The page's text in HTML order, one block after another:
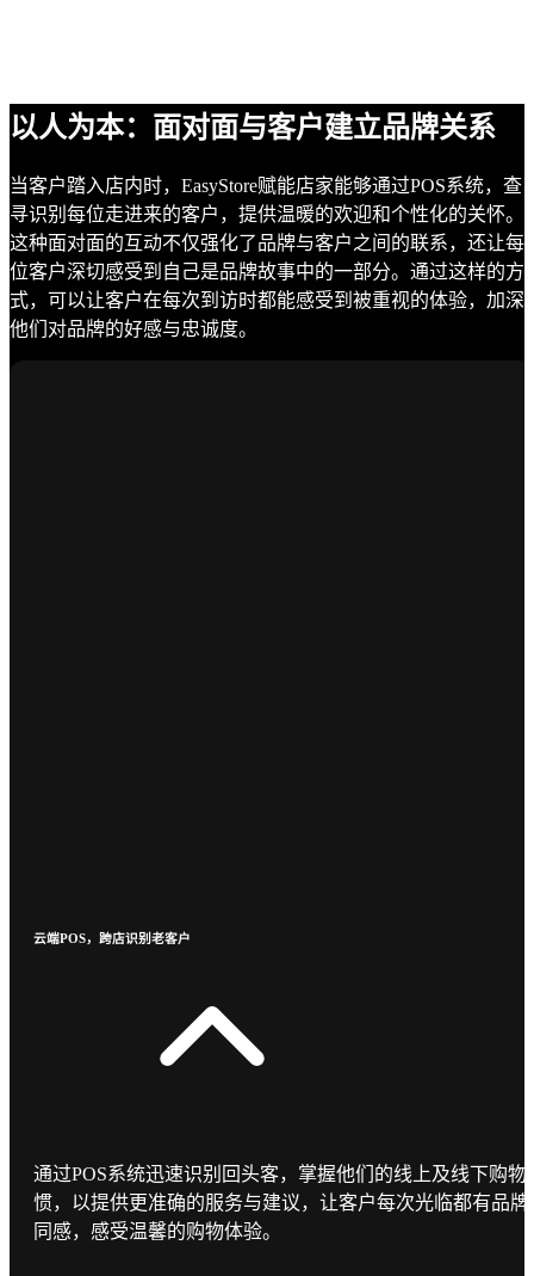
以人为本：面对面与客户建立品牌关系
当客户踏入店内时，EasyStore赋能店家能够通过POS系统，查
寻识别每位走进来的客户，提供温暖的欢迎和个性化的关怀。
这种面对面的互动不仅强化了品牌与客户之间的联系，还让每
位客户深切感受到自己是品牌故事中的一部分。通过这样的方
式，可以让客户在每次到访时都能感受到被重视的体验，加深
他们对品牌的好感与忠诚度。
云端POS，跨店识别老客户
通过POS系统迅速识别回头客，掌握他们的线上及线下购物
惯，以提供更准确的服务与建议，让客户每次光临都有品牌
同感，感受温馨的购物体验。